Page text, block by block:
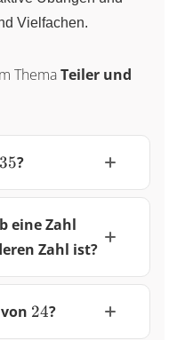
Vielfachen.
ThemaTeiler und
35
35?
eine Zahl
Zahl ist?
24
24?